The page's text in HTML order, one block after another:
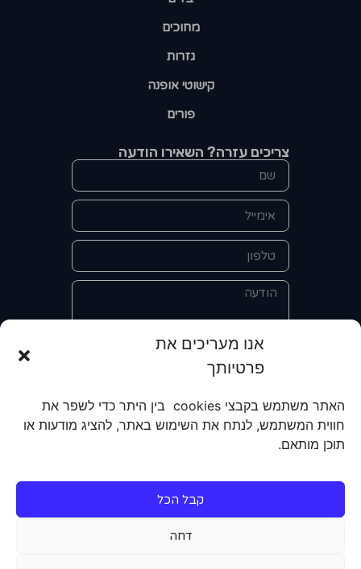
אנו מעריכים את
פרטיותך
האתר משתמש בקבצי cookies בין היתר כדי לשפר את
חווית המשתמש, לנתח את השימוש באתר, להציג מודעות או
תוכן מותאם.
קבל הכל
דחה
מחוכים
גזרות
קישוטי אופנה
פורים
צריכים עזרה? השאירו הודעה
אני מאשר/ת את מסירת הפרטים
קבלת מידע על מוצרים, שירותים, מועדון
לקוחות. אני מודע/ת שאוכל לבטל את
הרישום שלי בכל עת ושעל מסירת הפרטים